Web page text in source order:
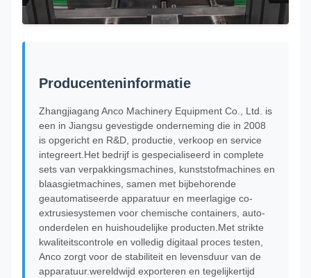
Producenteninformatie
Zhangjiagang Anco Machinery Equipment Co., Ltd. is
een in Jiangsu gevestigde onderneming die in 2008
is opgericht en R&D, productie, verkoop en service
integreert.Het bedrijf is gespecialiseerd in complete
sets van verpakkingsmachines, kunststofmachines en
blaasgietmachines, samen met bijbehorende
geautomatiseerde apparatuur en meerlagige co-
extrusiesystemen voor chemische containers, auto-
onderdelen en huishoudelijke producten.Met strikte
kwaliteitscontrole en volledig digitaal proces testen,
Anco zorgt voor de stabiliteit en levensduur van de
apparatuur.wereldwijd exporteren en tegelijkertijd